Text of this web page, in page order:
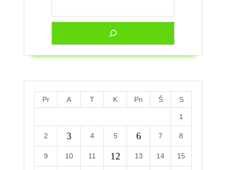
Pr A T K Pn Š S
1
2 3 4 5 6 7 8
9 10 11 12 13 14 15